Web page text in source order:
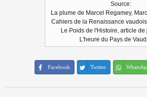
Source:
La plume de Marcel Regamey,
Cahiers de la Renaissance
Le Poids de l'Histoire, article
L'heure du Pays de
Facebook Twitter